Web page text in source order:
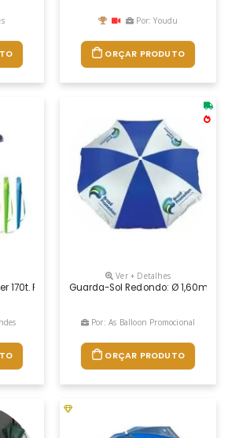
Por: Youdu
ORÇAR PRODUTO
170t. Fornecido Em Bolsa. Ø1400 X 1600 Mm |
Ver + Detalhes
Guarda-Sol Redondo: Ø 1,60m / Ø
Por: As Balloon Promocional
ORÇAR PRODUTO